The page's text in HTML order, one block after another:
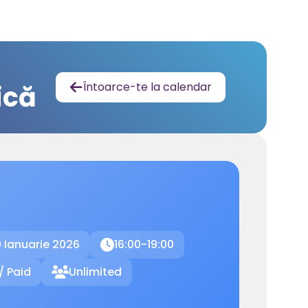
Întoarce-te la calendar
Ianuarie 2026 16:00-19:00
Paid
Unlimited